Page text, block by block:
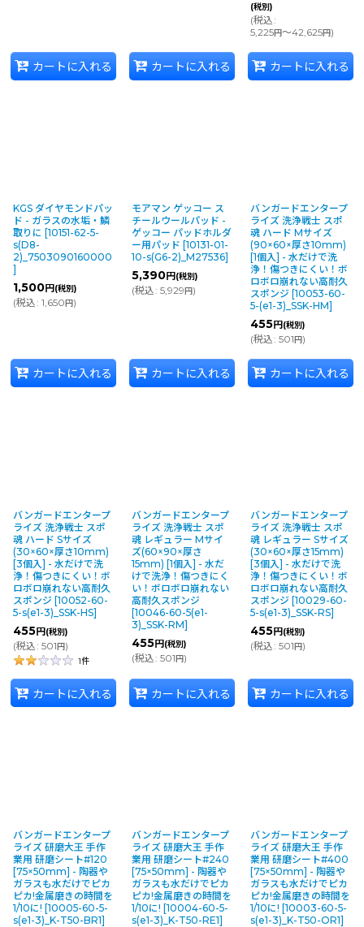
カートに入れる カートに入れる
(税別)
(税込:
5,225円～42,625円)
カートに入れる
KGS ダイヤモンドパッ
ド - ガラスの水垢・鱗
取りに [10151-62-5-
s(D8-
2)_7503090160000
]
1,500円(税別)
(税込: 1,650円)
カートに入れる
モアマン ゲッコー ス
チールウールパッド -
ゲッコー パッドホルダ
ー用パッド [10131-01-
10-s(G6-2)_M27536]
5,390円(税別)
(税込: 5,929円)
カートに入れる
バンガードエンタープ
ライズ 洗浄戦士 スポ
魂 ハード Mサイズ
(90×60×厚さ10mm)
[1個入] - 水だけで洗
浄！傷つきにくい！ボ
ロボロ崩れない高耐久
スポンジ [10053-60-
5-(e1-3)_SSK-HM]
455円(税別)
(税込: 501円)
カートに入れる
バンガードエンタープ
ライズ 洗浄戦士 スポ
魂 ハード Sサイズ
(30×60×厚さ10mm)
[3個入] - 水だけで洗
浄！傷つきにくい！ボ
ロボロ崩れない高耐久
スポンジ [10052-60-
5-s(e1-3)_SSK-HS]
455円(税別)
(税込: 501円)
1件
カートに入れる
バンガードエンタープ
ライズ 洗浄戦士 スポ
魂 レギュラー Mサイ
ズ(60×90×厚さ
15mm) [1個入] - 水だ
けで洗浄！傷つきにく
い！ボロボロ崩れない
高耐久スポンジ
[10046-60-5(e1-
3)_SSK-RM]
455円(税別)
(税込: 501円)
カートに入れる
バンガードエンタープ
ライズ 洗浄戦士 スポ
魂 レギュラー Sサイズ
(30×60×厚さ15mm)
[3個入] - 水だけで洗
浄！傷つきにくい！ボ
ロボロ崩れない高耐久
スポンジ [10029-60-
5-s(e1-3)_SSK-RS]
455円(税別)
(税込: 501円)
カートに入れる
バンガードエンタープ
ライズ 研磨大王 手作
業用 研磨シート#120
[75×50mm] - 陶器や
ガラスも水だけでピカ
ピカ!金属磨きの時間を
1/10に! [10005-60-5-
s(e1-3)_K-T50-BR1]
バンガードエンタープ
ライズ 研磨大王 手作
業用 研磨シート#240
[75×50mm] - 陶器や
ガラスも水だけでピカ
ピカ!金属磨きの時間を
1/10に! [10004-60-5-
s(e1-3)_K-T50-RE1]
バンガードエンタープ
ライズ 研磨大王 手作
業用 研磨シート#400
[75×50mm] - 陶器や
ガラスも水だけでピカ
ピカ!金属磨きの時間を
1/10に! [10003-60-5-
s(e1-3)_K-T50-OR1]